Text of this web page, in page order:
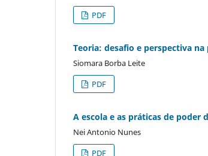
PDF
Teoria: desafio e perspectiva na
Siomara Borba Leite
PDF
A escola e as práticas de poder
Nei Antonio Nunes
PDF